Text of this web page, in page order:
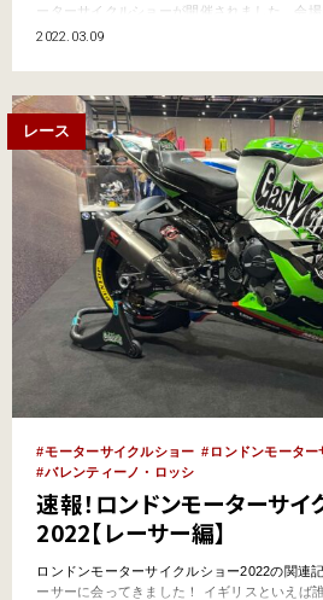
ーターサイクルショーが開催されました。会
のブースたちがお出迎えしてくれました。 日
壮大なロ…
2022.03.09
レース
モーターサイクルショー
ロンドンモータ
バレンティーノ・ロッシ
速報！ロンドンモーターサイ
2022【レーサー編】
ロンドンモーターサイクルショー2022の関連
ーサーに会ってきました！ イギリスといえば